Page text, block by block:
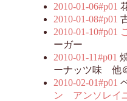
2010-01-06#p01
2010-01-08#p01
2010-01-10#p01
ーガー
2010-01-11#p01
ーナッツ味 他
2010-02-01#p01
ン アンソレイ